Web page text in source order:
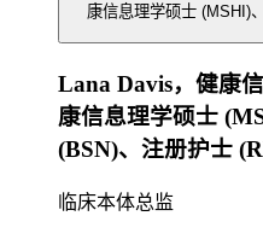
康信息理学硕士 (MSHI)
Lana Davis，健康
康信息理学硕士
(BSN)、注册护士
临床本体总监